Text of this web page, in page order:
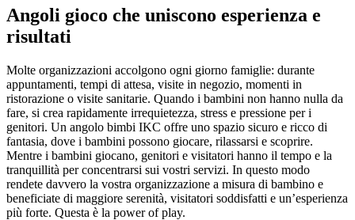
Angoli gioco che uniscono esperienza e
risultati
Molte organizzazioni accolgono ogni giorno famiglie: durante
appuntamenti, tempi di attesa, visite in negozio, momenti in
ristorazione o visite sanitarie. Quando i bambini non hanno nulla da
fare, si crea rapidamente irrequietezza, stress e pressione per i
genitori. Un angolo bimbi IKC offre uno spazio sicuro e ricco di
fantasia, dove i bambini possono giocare, rilassarsi e scoprire.
Mentre i bambini giocano, genitori e visitatori hanno il tempo e la
tranquillità per concentrarsi sui vostri servizi. In questo modo
rendete davvero la vostra organizzazione a misura di bambino e
beneficiate di maggiore serenità, visitatori soddisfatti e un’esperienza
più forte. Questa è la power of play.